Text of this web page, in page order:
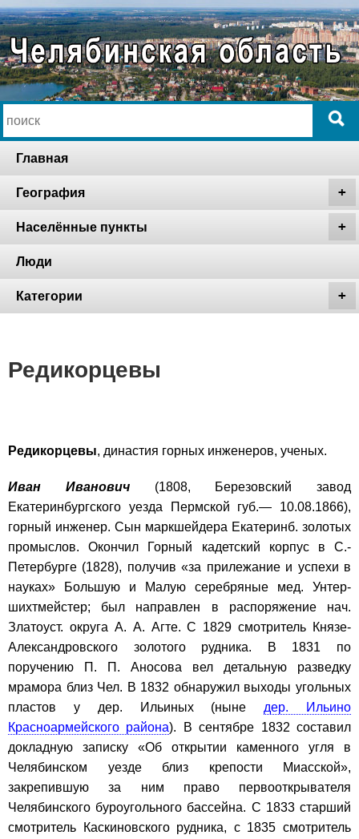
Главная
География
Населённые пункты
Люди
Категории
Редикорцевы
Редикорцевы, династия горных инженеров, ученых.
Иван Иванович(1808, Березовский завод
Екатеринбургского уезда Пермской губ.— 10.08.1866),
горный инженер. Сын маркшейдера Екатеринб. золотых
промыслов. Окончил Горный кадетский корпус в С.-
Петербурге (1828), получив «за прилежание и успехи в
науках» Большую и Малую серебряные мед. Унтер-
шихтмейстер; был направлен в распоряжение нач.
Златоуст. округа А. А. Агте. С 1829 смотритель Князе-
Александровского золотого рудника. В 1831 по
поручению П. П. Аносова вел детальную разведку
мрамора близ Чел. В 1832 обнаружил выходы угольных
пластов у дер. Ильиных (ныне дер. Ильино
Красноармейского района). В сентябре 1832 составил
докладную записку «Об открытии каменного угля в
Челябинском уезде близ крепости Миасской»,
закрепившую за ним право первооткрывателя
Челябинского буроугольного бассейна. С 1833 старший
смотритель Каскиновского рудника, с 1835 смотритель